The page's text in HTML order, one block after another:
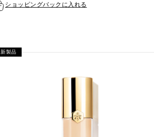
ショッピングバックに入れる
新製品